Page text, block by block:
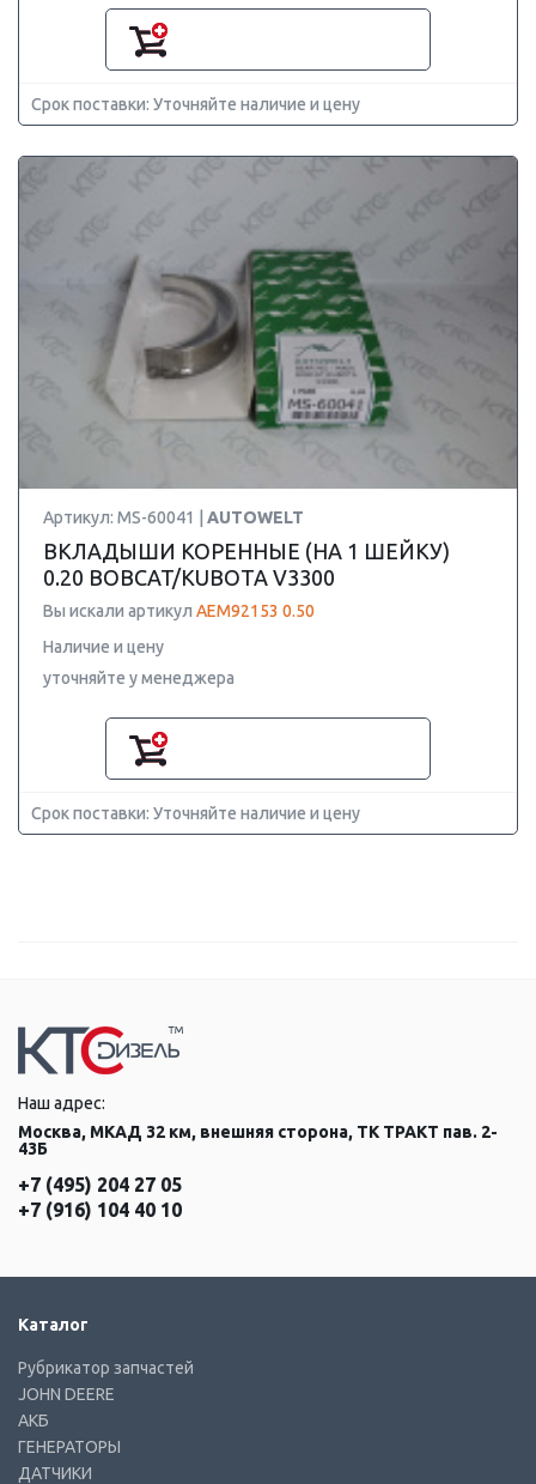
Срок поставки: Уточняйте наличие и цену
Артикул: MS-60041 | AUTOWELT
ВКЛАДЫШИ КОРЕННЫЕ (НА 1 ШЕЙКУ)
0.20 BOBCAT/KUBOTA V3300
Вы искали артикул AEM92153 0.50
Наличие и цену
уточняйте у менеджера
Срок поставки: Уточняйте наличие и цену
Наш адрес:
Москва, МКАД 32 км, внешняя сторона, ТК ТРАКТ пав. 2-
43Б
+7 (495) 204 27 05
+7 (916) 104 40 10
Каталог
Рубрикатор запчастей
JOHN DEERE
АКБ
ГЕНЕРАТОРЫ
ДАТЧИКИ